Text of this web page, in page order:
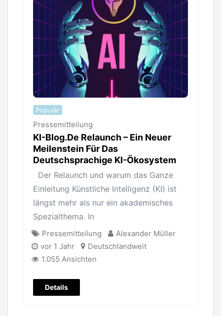
Populär
Pressemitteilung
KI-Blog.de Relaunch – Ein Neuer
Meilenstein Für Das
Deutschsprachige KI-Ökosystem
Der Relaunch und warum das Ganze
Einleitung Künstliche Intelligenz (KI) ist
längst mehr als nur ein akademisches
Spezialthema. In
Pressemitteilung
Alexander Müller
vor 1 Jahr
Deutschlandweit
1.055 Ansichten
Details